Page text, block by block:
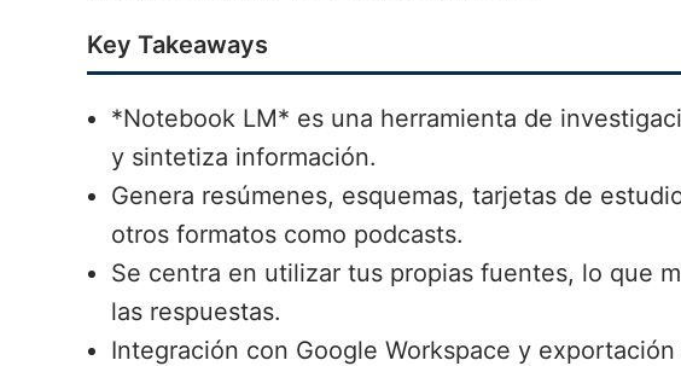
Key Takeaways
*Notebook LM* es una herramienta de
y sintetiza información.
Genera resúmenes, esquemas, tarjetas de
otros formatos como podcasts.
Se centra en utilizar tus propias fuentes, lo que
las respuestas.
Integración con Google Workspace y